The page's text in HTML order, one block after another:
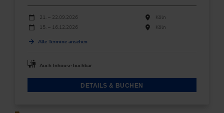
Durchführungen
Veranstaltungsdatum
21. – 22.09.2026
Köln
15. – 16.12.2026
Köln
Alle Termine ansehen
Auch Inhouse buchbar
DETAILS & BUCHEN